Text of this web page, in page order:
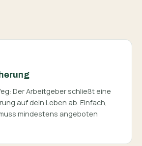
Der Arbeitgeber schließt eine
auf dein Leben ab. Einfach,
mindestens angeboten